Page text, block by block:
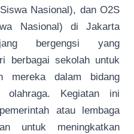
Nasional), dan O2S
Nasional) di Jakarta
bergengsi yang
berbagai sekolah untuk
mereka dalam bidang
olahraga. Kegiatan ini
atau lembaga
untuk meningkatkan